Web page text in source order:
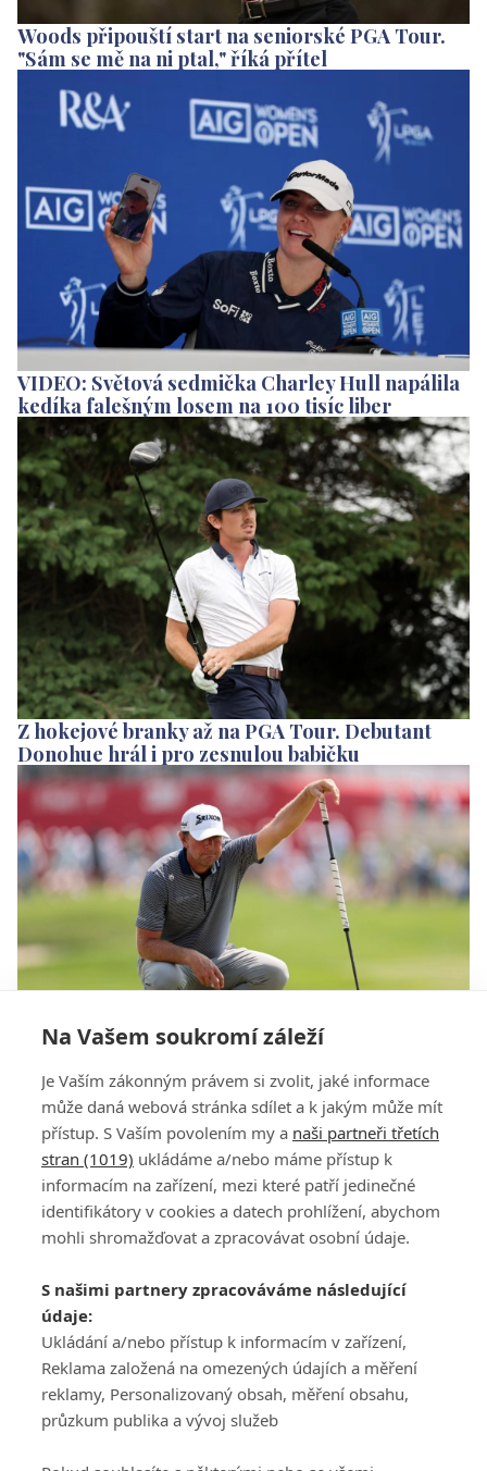
Na Vašem soukromí záleží
Je Vaším zákonným právem si zvolit, jaké informace
může daná webová stránka sdílet a k jakým může mít
přístup. S Vaším povolením my a naši partneři třetích
stran (1019) ukládáme a/nebo máme přístup k
informacím na zařízení, mezi které patří jedinečné
identifikátory v cookies a datech prohlížení, abychom
mohli shromažďovat a zpracovávat osobní údaje.
S našimi partnery zpracováváme následující
údaje:
Ukládání a/nebo přístup k informacím v zařízení,
Reklama založená na omezených údajích a měření
reklamy, Personalizovaný obsah, měření obsahu,
průzkum publika a vývoj služeb
Woods připouští start na seniorské PGA Tour.
"Sám se mě na ni ptal," říká přítel
VIDEO: Světová sedmička Charley Hull napálila
kedíka falešným losem na 100 tisíc liber
Z hokejové branky až na PGA Tour. Debutant
Donohue hrál i pro zesnulou babičku
Sundal si boty a z greenu odešel bos. Jak Lucas
Glover své jednání vysvětlil?
Všeobecné obchodní
podmínky služby
GolfExtra.cz Premium
Podmínky zpracování
osobních údajů při
ATV CZ, s.r.o.
140 00 Praha 4